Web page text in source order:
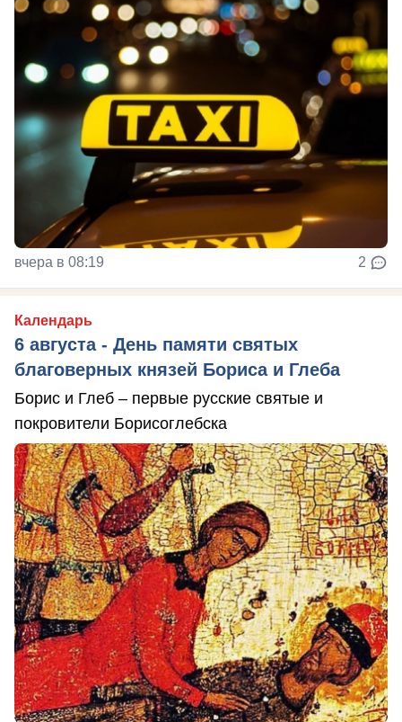
вчера в 08:19 2
Календарь
6 августа - День памяти святых
благоверных князей Бориса и Глеба
Борис и Глеб – первые русские святые и
покровители Борисоглебска